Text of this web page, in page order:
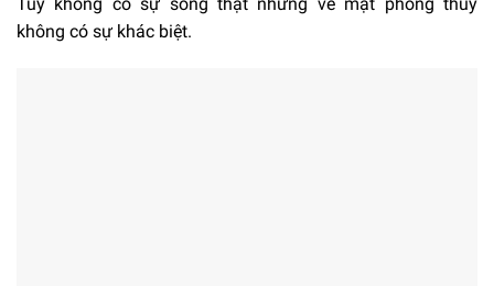
không có sự khác biệt.